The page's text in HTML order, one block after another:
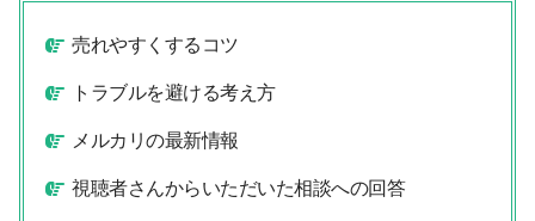
売れやすくするコツ
トラブルを避ける考え方
メルカリの最新情報
視聴者さんからいただいた相談への回答